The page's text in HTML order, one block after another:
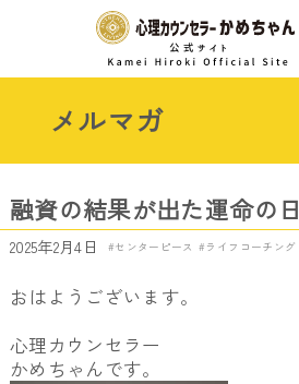
メルマガ
融資の結果が出た運命の日
2025年2月4日 センターピース ライフコーチング
おはようございます。
心理カウンセラー
かめちゃんです。